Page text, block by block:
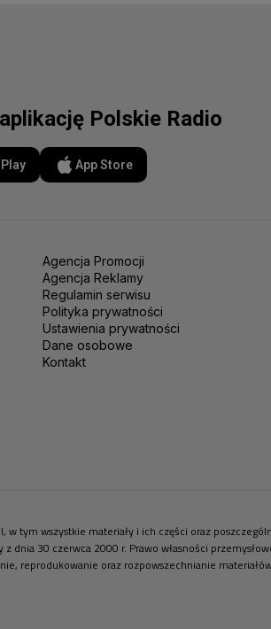
Polskie Radio
App Store
Agencja Promocji
Agencja Reklamy
Regulamin serwisu
Polityka prywatności
Ustawienia prywatności
Dane osobowe
Kontakt
w tym wszystkie materiały i ich części oraz
dnia 30 czerwca 2000 r. Prawo własności
reprodukowanie oraz rozpowszechnianie